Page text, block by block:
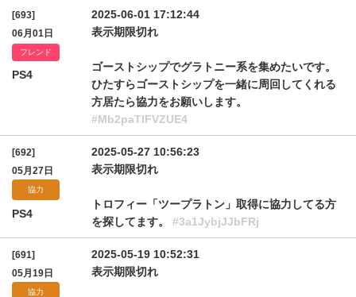
[693]
06月01日
フレンド
PS4
2025-06-01 17:12:44
表示期限切れ
ゴーストシップでグラトニー系を集めたいです。
ひたすらゴーストシップを一緒に周回してくれる
方居たら協力をお願いします。
#Mb2paTlFVZUE4
[692]
05月27日
協力
PS4
2025-05-27 10:56:23
表示期限切れ
トロフィー「ツープラトン」取得に協力してる方
を探してます。 #3a1JybjJJbFRj
[691]
05月19日
協力
2025-05-19 10:52:31
表示期限切れ